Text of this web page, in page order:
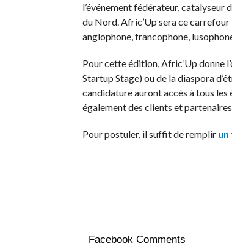
l’événement fédérateur, catalyseur
du Nord. Afric’Up sera ce carrefour
anglophone, francophone,
Pour cette édition, Afric’Up donne
Startup Stage) ou de la diaspora
candidature auront accès à tous
également des clients et
Pour postuler, il suffit de remplir un
Facebook Comments